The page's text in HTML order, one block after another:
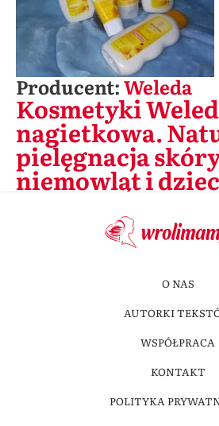
Producent:Weleda
Kosmetyki
nagietkowa.
pielęgnacja
niemowląt i
O NAS
AUTORKI
WSPÓŁPRACA
KONTAKT
POLITYKA